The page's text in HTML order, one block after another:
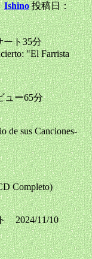
Ishino 投稿日：
ト35分
"El Farrista
ュー65分
de sus Canciones-
Completo)
ト 2024/11/10